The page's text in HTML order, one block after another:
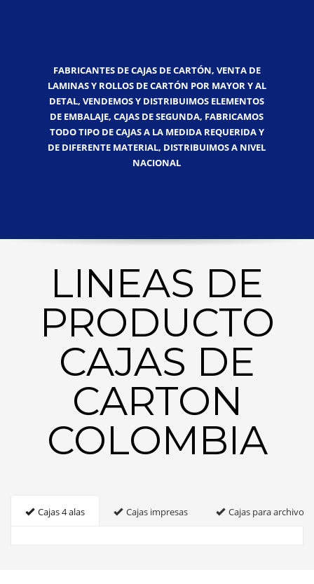
FABRICANTES DE CAJAS DE CARTÓN, VENTA DE
LAMINAS Y ROLLOS DE CARTÓN POR MAYOR Y AL
DETAL, VENDEMOS Y DISTRIBUIMOS ELEMENTOS
DE EMBALAJE, CAJAS DE SEGUNDA, FABRICAMOS
TODO TIPO DE CAJAS A LA MEDIDA REQUERIDA Y
DE DIFERENTE MATERIAL, DISTRIBUIMOS A NIVEL
NACIONAL
LINEAS DE
PRODUCTO
CAJAS DE
CARTON
COLOMBIA
Cajas 4 alas Cajas impresas Cajas para archivo